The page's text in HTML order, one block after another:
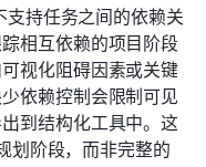
支持任务之间的依赖关
相互依赖的项目阶段
视化阻碍因素或关键
依赖控制会限制可见
到结构化工具中。这
划阶段，而非完整的